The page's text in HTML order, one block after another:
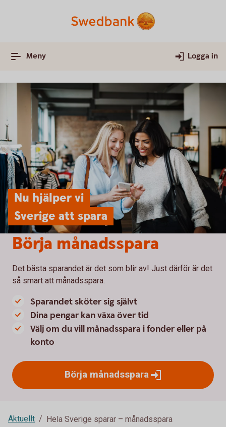
Meny Logga in
Nu hjälper vi
Sverige att spara
Börja månadsspara
Det bästa sparandet är det som blir av! Just därför är det
så smart att månadsspara.
Sparandet sköter sig självt
Dina pengar kan växa över tid
Välj om du vill månadsspara i fonder eller på
konto
Börja månadsspara
Aktuellt Hela Sverige sparar – månadsspara